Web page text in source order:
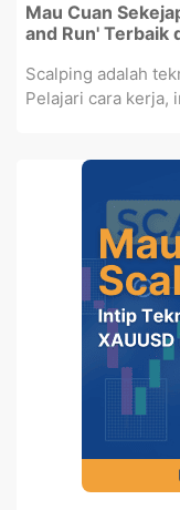
Mau Cuan
and Run' Terbaik
Scalping adalah
Pelajari cara kerja,